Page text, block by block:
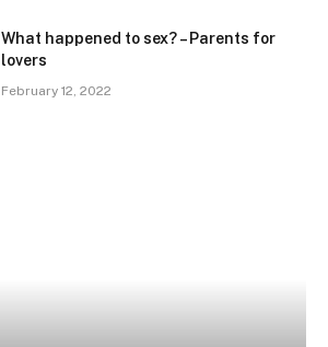
What happened to sex? – Parents for
lovers
February 12, 2022